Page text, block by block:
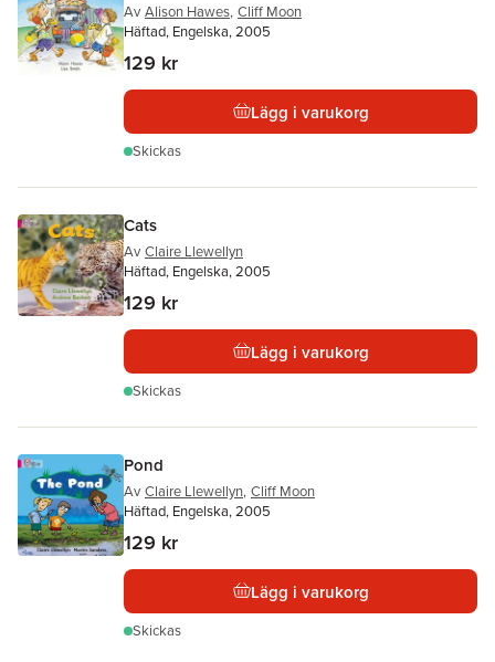
Av Alison Hawes, Cliff Moon
Häftad, Engelska, 2005
129 kr
Lägg i varukorg
Skickas
Cats
Av Claire Llewellyn
Häftad, Engelska, 2005
129 kr
Lägg i varukorg
Skickas
Pond
Av Claire Llewellyn, Cliff Moon
Häftad, Engelska, 2005
129 kr
Lägg i varukorg
Skickas